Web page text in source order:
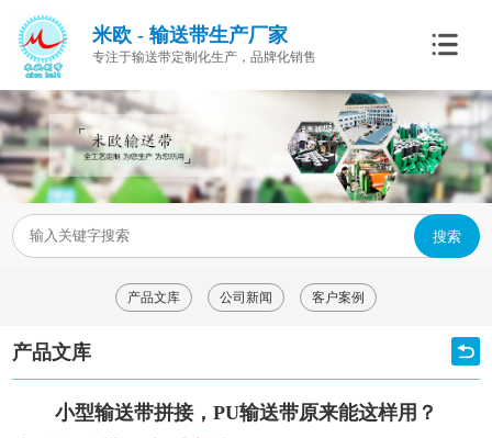
米欧 - 输送带生产厂家
专注于输送带定制化生产，品牌化销售
搜索
产品文库 公司新闻 客户案例
产品文库
小型输送带拼接，PU输送带原来能这样用？